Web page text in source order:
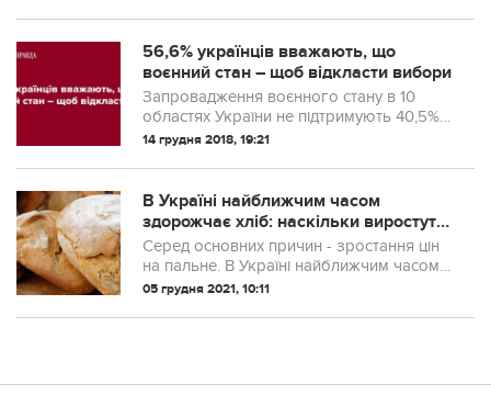
унікальної інсталяції – найбільшого в
Укр...
56,6% українців вважають, що
воєнний стан – щоб відкласти вибори
Запровадження воєнного стану в 10
областях України не підтримують 40,5%
громадян, ще 24,5% радше не
14 грудня 2018, 19:21
В Україні найближчим часом
здорожчає хліб: наскільки виростуть
ціни
Серед основних причин - зростання цін
на пальне. В Україні найближчим часом
ціни на хліб зростуть на 10-15%.
05 грудня 2021, 10:11